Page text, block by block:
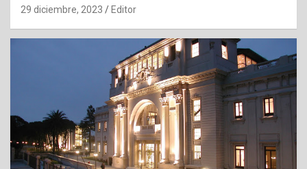
29 diciembre, 2023 Editor